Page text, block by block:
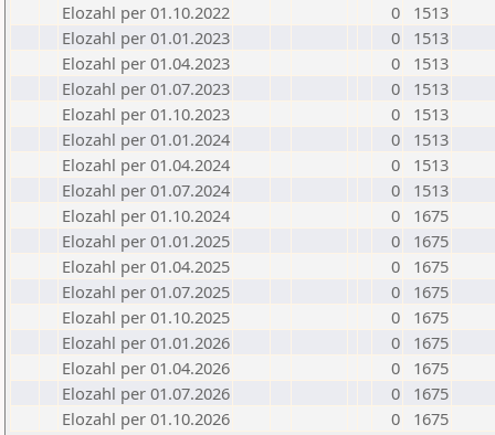
Elozahl per 01.10.2022
0
1513
Elozahl per 01.01.2023
0
1513
Elozahl per 01.04.2023
0
1513
Elozahl per 01.07.2023
0
1513
Elozahl per 01.10.2023
0
1513
Elozahl per 01.01.2024
0
1513
Elozahl per 01.04.2024
0
1513
Elozahl per 01.07.2024
0
1513
Elozahl per 01.10.2024
0
1675
Elozahl per 01.01.2025
0
1675
Elozahl per 01.04.2025
0
1675
Elozahl per 01.07.2025
0
1675
Elozahl per 01.10.2025
0
1675
Elozahl per 01.01.2026
0
1675
Elozahl per 01.04.2026
0
1675
Elozahl per 01.07.2026
0
1675
Elozahl per 01.10.2026
0 1675